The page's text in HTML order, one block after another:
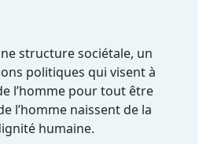
structure sociétale, un
politiques qui visent à
l’homme pour tout être
l’homme naissent de la
humaine.